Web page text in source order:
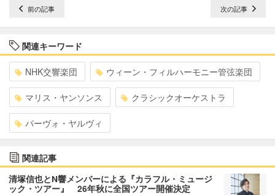
前の記事 次の記事
関連キーワード
NHK交響楽団 ウィーン・フィルハーモニー管弦楽団
マリス・ヤンソンス クラシックオーケストラ
パーヴォ・ヤルヴィ
関連記事
清塚信也とN響メンバーによる『カラフル・ミュージ
ック・ツアー』 26年秋に全国ツアー開催決定